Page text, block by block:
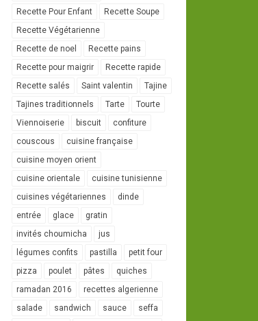
Recette Pour Enfant
Recette Soupe
Recette Végétarienne
Recette de noel
Recette pains
Recette pour maigrir
Recette rapide
Recette salés
Saint valentin
Tajine
Tajines traditionnels
Tarte
Tourte
Viennoiserie
biscuit
confiture
couscous
cuisine française
cuisine moyen orient
cuisine orientale
cuisine tunisienne
cuisines végétariennes
dinde
entrée
glace
gratin
invités choumicha
jus
légumes confits
pastilla
petit four
pizza
poulet pâtes
quiches
ramadan 2016
recettes algerienne
salade
sandwich sauce
seffa